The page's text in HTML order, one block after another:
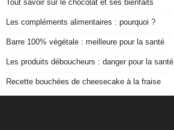
Tout savoir sur le chocolat et ses bienfaits
Les compléments alimentaires : pourquoi ?
Barre 100% végétale : meilleure pour la santé
Les produits déboucheurs : danger pour la santé
Recette bouchées de cheesecake à la fraise